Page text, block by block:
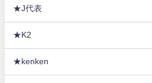
★J代表
★K2
★kenken